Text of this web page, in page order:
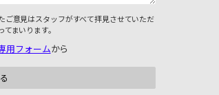
ご意見はスタッフがすべて拝見させていただ
まいります。
用フォームから